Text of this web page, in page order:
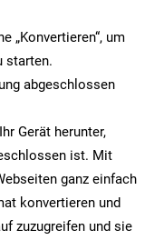
„Konvertieren“, um
starten.
abgeschlossen
Gerät herunter,
ist. Mit
ganz einfach
konvertieren und
zuzugreifen und sie